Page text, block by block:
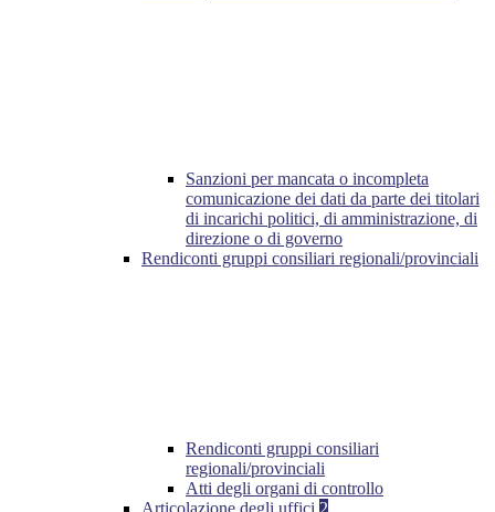
Sanzioni per mancata o incompleta
comunicazione dei dati da parte dei titolari
di incarichi politici, di amministrazione, di
direzione o di governo
Rendiconti gruppi consiliari regionali/provinciali
Rendiconti gruppi consiliari
regionali/provinciali
Atti degli organi di controllo